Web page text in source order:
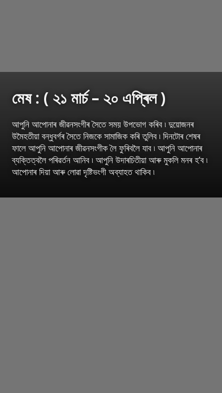
মেষ : ( ২১ মাৰ্চ – ২০ এপ্ৰিল )
আপুনি আপোনাৰ জীৱনসংগীৰ সৈতে সময় উপভোগ কৰিব ৷ দুয়োজনৰ
উমৈহতীয়া বন্ধুবৰ্গৰ সৈতে নিজকে সামাজিক কৰি তুলিব ৷ দিনটোৰ শেষৰ
ফালে আপুনি আপোনাৰ জীৱনসংগীক লৈ ফুৰিবলৈ যাব ৷ আপুনি আপোনাৰ
ব্যক্তিত্বলৈ পৰিৱৰ্তন আনিব ৷ আপুনি উদাৰচিতীয়া আৰু মুকলি মনৰ হ’ব ৷
আপোনাৰ দিয়া আৰু লোৱা দৃষ্টিভংগী অব্যাহত থাকিব ৷